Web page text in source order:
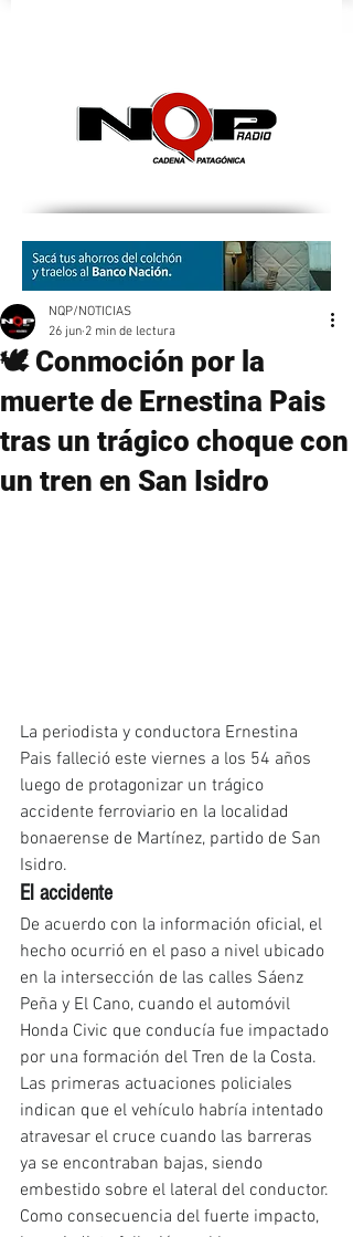
🕊️ Conmoción por la
muerte de Ernestina Pais
tras un trágico choque con
un tren en San Isidro
NQP/NOTICIAS
26 jun 2 min de lectura
La periodista y conductora Ernestina
Pais falleció este viernes a los 54 años
luego de protagonizar un trágico
accidente ferroviario en la localidad
bonaerense de Martínez, partido de San
Isidro.
El accidente
De acuerdo con la información oficial, el
hecho ocurrió en el paso a nivel ubicado
en la intersección de las calles Sáenz
Peña y El Cano, cuando el automóvil
Honda Civic que conducía fue impactado
por una formación del Tren de la Costa.
Las primeras actuaciones policiales
indican que el vehículo habría intentado
atravesar el cruce cuando las barreras
ya se encontraban bajas, siendo
embestido sobre el lateral del conductor.
Como consecuencia del fuerte impacto,